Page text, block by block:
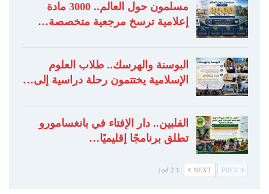
مسلمون حول العالم.. 3000 مادة
إعلامية ترسخ مرجعية متخصصة…
البوسنة والهرسك.. طلاب العلوم
الإسلامية يختتمون رحلة دراسية إلى…
الفلبين.. دار الإفتاء في بانغسامورو
تطلق برنامجًا إقليميًا…
NEXT
1 od 2 |